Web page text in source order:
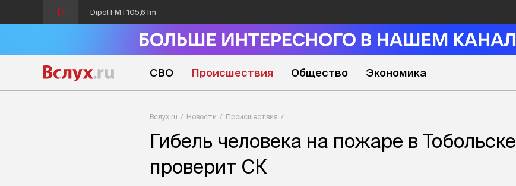
Dipol FM | 105,6 fm
СВО Происшествия Общество Экономика
Вслух.ru Новости Происшествия
Гибель человека на пожаре в Тобольске
проверит СК